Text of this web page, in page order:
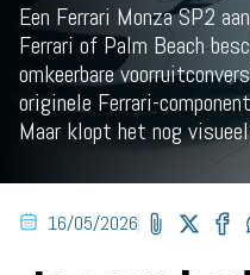
Een Ferrari Monza SP2
Ferrari of Palm Beach
omkeerbare
originele Ferrari-
Maar klopt het nog
16/05/2026